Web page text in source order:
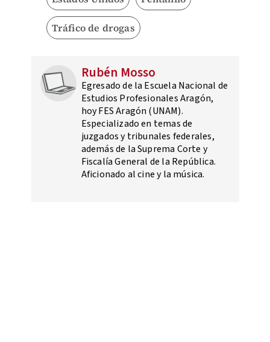
Tráfico de drogas
Rubén Mosso
Egresado de la Escuela Nacional de
Estudios Profesionales Aragón,
hoy FES Aragón (UNAM).
Especializado en temas de
juzgados y tribunales federales,
además de la Suprema Corte y
Fiscalía General de la República.
Aficionado al cine y la música.